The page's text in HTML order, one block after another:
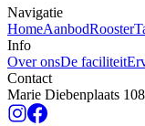
Navigatie
HomeAanbodRooster
Info
Over onsDe faciliteit
Contact
Marie Diebenplaats 108